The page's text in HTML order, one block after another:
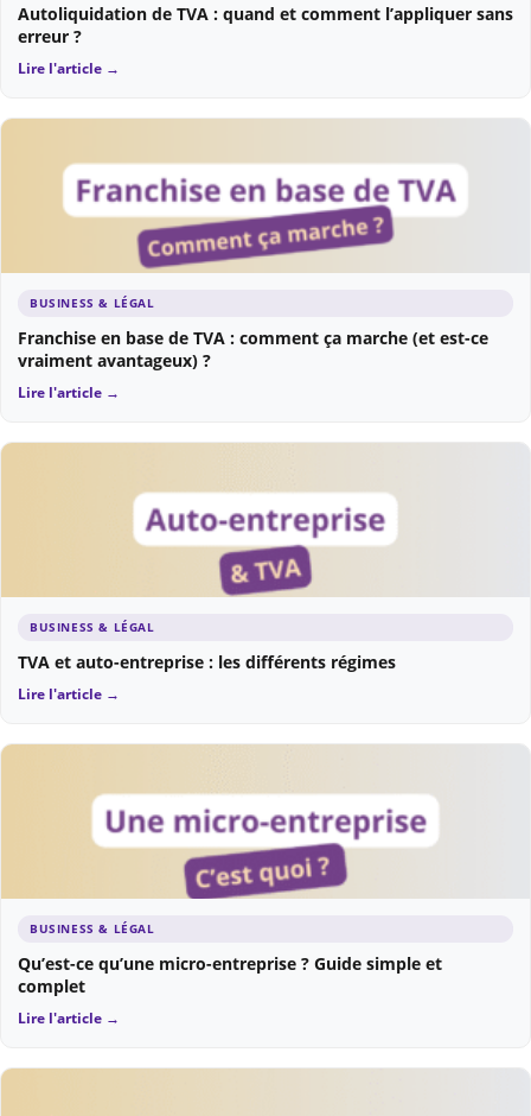
Autoliquidation de TVA : quand et comment l’appliquer sans
erreur ?
Lire l'article →
BUSINESS & LÉGAL
Franchise en base de TVA : comment ça marche (et est-ce
vraiment avantageux) ?
Lire l'article →
BUSINESS & LÉGAL
TVA et auto-entreprise : les différents régimes
Lire l'article →
BUSINESS & LÉGAL
Qu’est-ce qu’une micro-entreprise ? Guide simple et
complet
Lire l'article →